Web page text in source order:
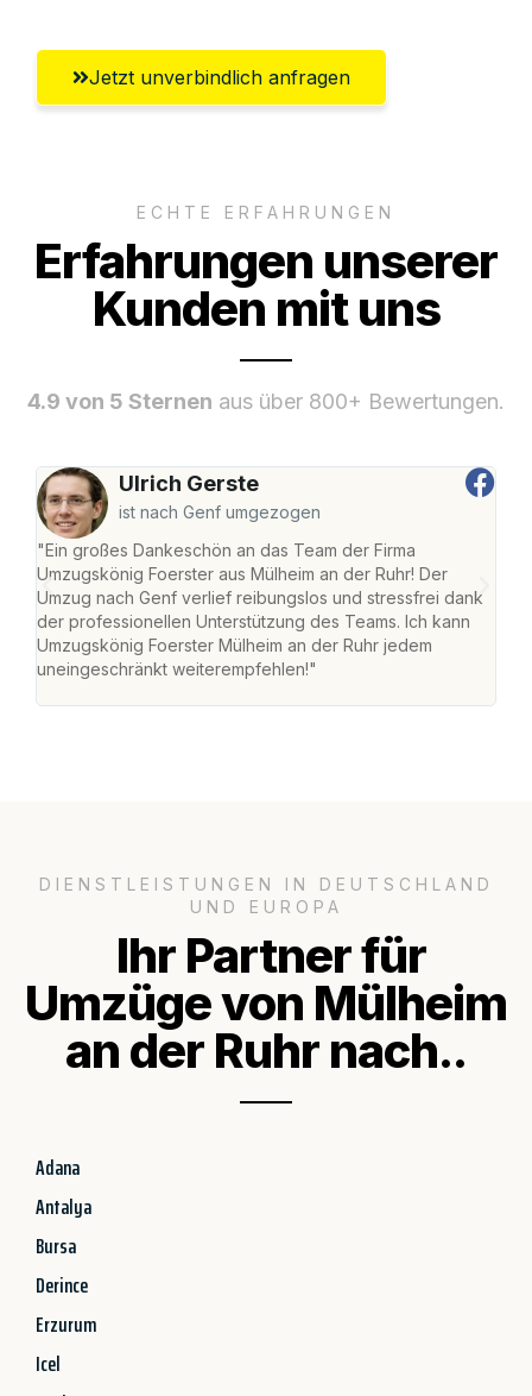
Jetzt unverbindlich anfragen
ECHTE ERFAHRUNGEN
Erfahrungen unserer
Kunden mit uns
4.9 von 5 Sternen aus über 800+ Bewertungen.
Ulrich Gerste
ist nach Genf umgezogen
"Ein großes Dankeschön an das Team der Firma
Umzugskönig Foerster aus Mülheim an der Ruhr! Der
Umzug nach Genf verlief reibungslos und stressfrei dank
der professionellen Unterstützung des Teams. Ich kann
Umzugskönig Foerster Mülheim an der Ruhr jedem
uneingeschränkt weiterempfehlen!"
DIENSTLEISTUNGEN IN DEUTSCHLAND
UND EUROPA
Ihr Partner für
Umzüge von Mülheim
an der Ruhr nach..
Adana
Antalya
Bursa
Derince
Erzurum
Icel